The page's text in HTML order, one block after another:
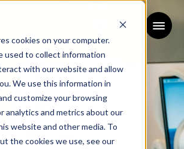
cookies on your computer.
used to collect information
with our website and allow
We use this information in
customize your browsing
analytics and metrics about our
website and other media. To
the cookies we use, see our